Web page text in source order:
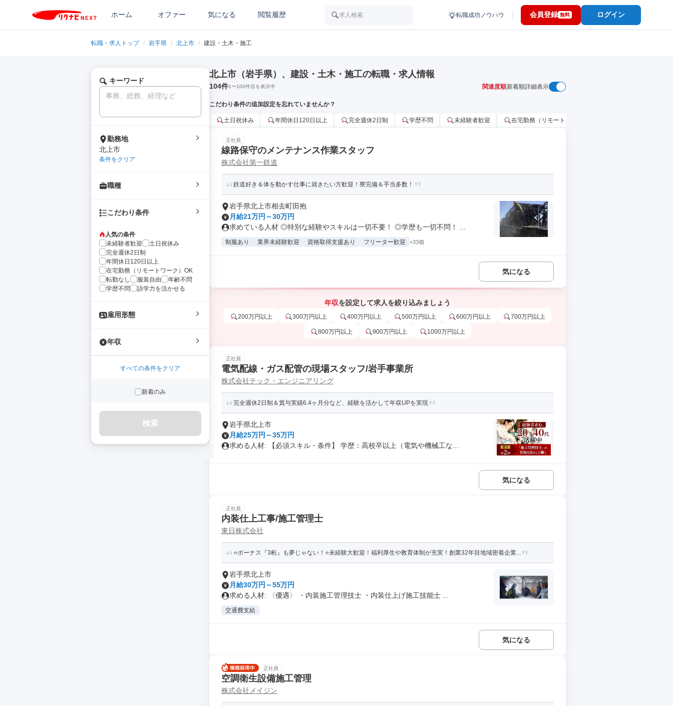
ホーム オファー 気になる 閲覧履歴 求人検索 転職成功ノウハウ 会員登録 無料 ログイン
転職・求人トップ / 岩手県 / 北上市 / 建設・土木・施工
キーワード
勤務地
北上市
条件をクリア
職種
こだわり条件
人気の条件
未経験者歓迎
土日祝休み
完全週休2日制
年間休日120日以上
在宅勤務（リモートワーク）OK
転勤なし
服装自由
年齢不問
学歴不問
語学力を活かせる
雇用形態
年収
すべての条件をクリア
新着のみ
検索
北上市（岩手県）、建設・土木・施工の転職・求人情報
104件1〜100件目を表示中 関連度順新着順詳細表示
こだわり条件の追加設定を忘れていませんか？
土日祝休み 年間休日120日以上 完全週休2日制 学歴不問 未経験者歓迎 在宅勤務（リモートワーク）OK
正社員
線路保守のメンテナンス作業スタッフ
株式会社第一鉄道
鉄道好き＆体を動かす仕事に就きたい方歓迎！寮完備＆手当多数！
岩手県北上市相去町田抱
月給21万円～30万円
求めている人材 ◎特別な経験やスキルは一切不要！ ◎学歴も一切不問！ ...
制服あり 業界未経験歓迎 資格取得支援あり フリーター歓迎 +33個
気になる
年収を設定して求人を絞り込みましょう
200万円以上 300万円以上 400万円以上 500万円以上 600万円以上 700万円以上
800万円以上 900万円以上 1000万円以上
正社員
電気配線・ガス配管の現場スタッフ/岩手事業所
株式会社テック・エンジニアリング
完全週休2日制＆賞与実績6.4ヶ月分など、経験を活かして年収UPを実現
岩手県北上市
月給25万円～35万円
求める人材: 【必須スキル・条件】 学歴：高校卒以上（電気や機械工な...
気になる
正社員
内装仕上工事/施工管理士
東日株式会社
⭐ボーナス『3桁』も夢じゃない！⭐未経験大歓迎！福利厚生や教育体制が充実！創業32年目地域密着企業...
岩手県北上市
月給30万円～55万円
求める人材: 〈優遇〉 ・内装施工管理技士 ・内装仕上げ施工技能士 ...
交通費支給
気になる
正社員
空調衛生設備施工管理
株式会社メイジン